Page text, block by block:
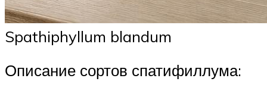
Spathiphyllum blandum
Описание сортов спатифиллума: